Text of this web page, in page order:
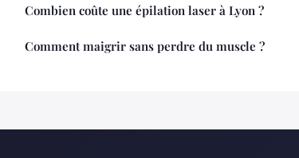
Combien coûte une épilation laser à Lyon ?
Comment maigrir sans perdre du muscle ?